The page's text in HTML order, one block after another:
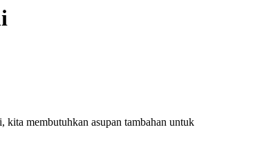
kita membutuhkan asupan tambahan untuk